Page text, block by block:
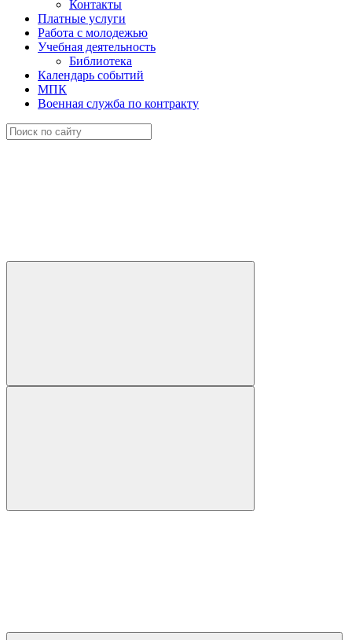
Контакты
Платные услуги
Работа с молодежью
Учебная деятельность
Библиотека
Календарь событий
МПК
Военная служба по контракту